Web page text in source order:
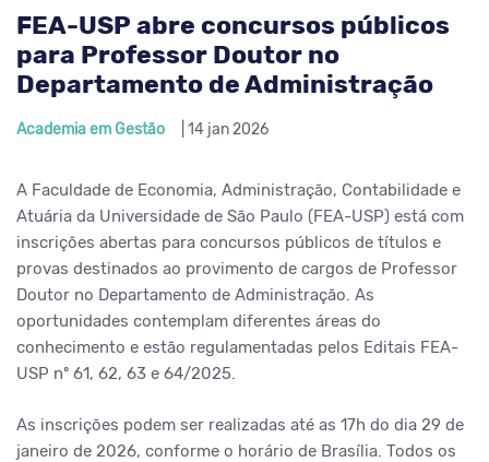
FEA-USP abre concursos públicos
para Professor Doutor no
Departamento de Administração
Academia em Gestão | 14 jan 2026
A Faculdade de Economia, Administração, Contabilidade e
Atuária da Universidade de São Paulo (FEA-USP) está com
inscrições abertas para concursos públicos de títulos e
provas destinados ao provimento de cargos de Professor
Doutor no Departamento de Administração. As
oportunidades contemplam diferentes áreas do
conhecimento e estão regulamentadas pelos Editais FEA-
USP nº 61, 62, 63 e 64/2025.
As inscrições podem ser realizadas até as 17h do dia 29 de
janeiro de 2026, conforme o horário de Brasília. Todos os